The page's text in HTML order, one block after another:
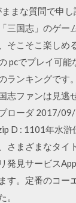
まな質問で申
三国志」のゲー
そこそこ楽しめ
pcでプレイ可
ランキングです
志ファンは見逃
ローダ 2017/
D : 1101年水
さまざまなタイ
発見サービス
す。定番のコー
。